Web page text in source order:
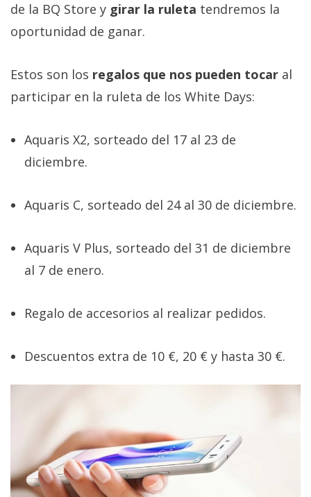
de la BQ Store y girar la ruleta tendremos la
oportunidad de ganar.
Estos son los regalos que nos pueden tocar al
participar en la ruleta de los White Days:
Aquaris X2, sorteado del 17 al 23 de
diciembre.
Aquaris C, sorteado del 24 al 30 de diciembre.
Aquaris V Plus, sorteado del 31 de diciembre
al 7 de enero.
Regalo de accesorios al realizar pedidos.
Descuentos extra de 10 €, 20 € y hasta 30 €.